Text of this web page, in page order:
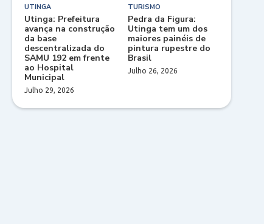
UTINGA
Utinga: Prefeitura
avança na construção
da base
descentralizada do
SAMU 192 em frente
ao Hospital
Municipal
Julho 29, 2026
TURISMO
Pedra da Figura:
Utinga tem um dos
maiores painéis de
pintura rupestre do
Brasil
Julho 26, 2026